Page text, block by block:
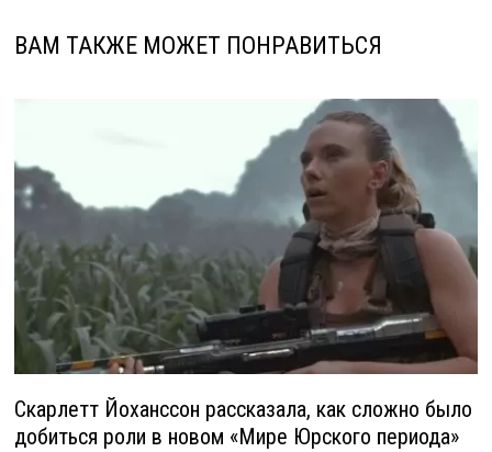
ВАМ ТАКЖЕ МОЖЕТ ПОНРАВИТЬСЯ
Скарлетт Йоханссон рассказала, как сложно было
добиться роли в новом «Мире Юрского периода»